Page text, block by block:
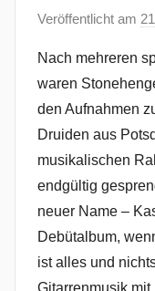
Veröffentlicht am
Nach mehreren
waren
den Aufnahmen
Druiden aus
musikalischen
endgültig
neuer Name –
Debütalbum,
ist alles und
Gitarrenmusik